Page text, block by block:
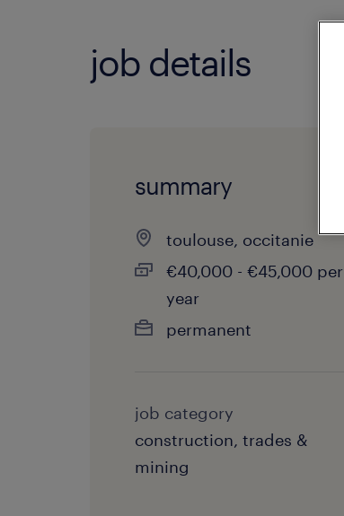
job details
summary
toulouse, occitanie
€40,000 - €45,000 per
year
permanent
job category
construction, trades &
mining